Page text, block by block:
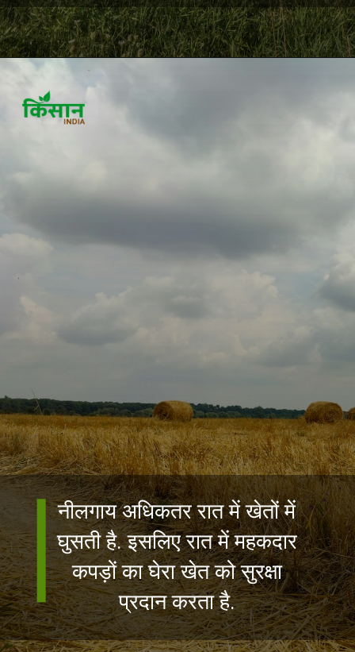
नीलगाय अधिकतर रात में खेतों में
घुसती है. इसलिए रात में महकदार
कपड़ों का घेरा खेत को सुरक्षा
प्रदान करता है.